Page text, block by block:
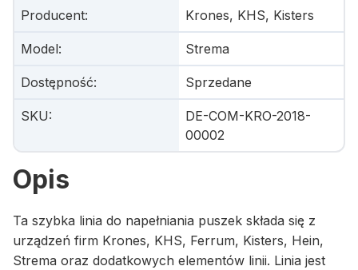
Producent: Krones, KHS, Kisters
Model: Strema
Dostępność: Sprzedane
SKU:
DE-COM-KRO-2018-
00002
Opis
Ta szybka linia do napełniania puszek składa się z
urządzeń firm Krones, KHS, Ferrum, Kisters, Hein,
Strema oraz dodatkowych elementów linii. Linia jest